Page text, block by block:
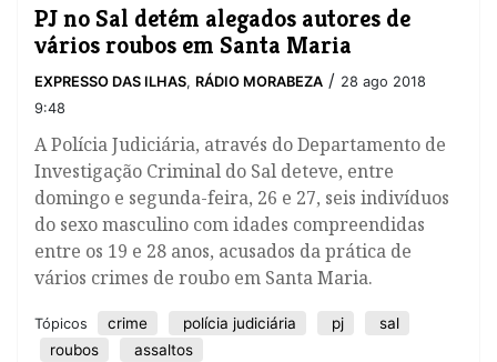
PJ no Sal detém alegados autores de
vários roubos em Santa Maria
EXPRESSO DAS ILHAS, RÁDIO MORABEZA / 28 ago 2018
9:48
​A Polícia Judiciária, através do Departamento de
Investigação Criminal do Sal deteve, entre
domingo e segunda-feira, 26 e 27, seis indivíduos
do sexo masculino com idades compreendidas
entre os 19 e 28 anos, acusados da prática de
vários crimes de roubo em Santa Maria.
Tópicos crime polícia judiciária pj
sal
roubos
assaltos